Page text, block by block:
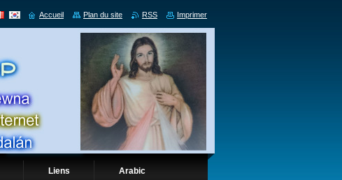
Liens Arabic
Accueil Plan du site RSS Imprimer